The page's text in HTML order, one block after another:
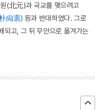
(北元)과 국교를 맺으려고
尙衷) 등과 반대하였다. 그로
되고, 그 뒤 무안으로 옮겨가는